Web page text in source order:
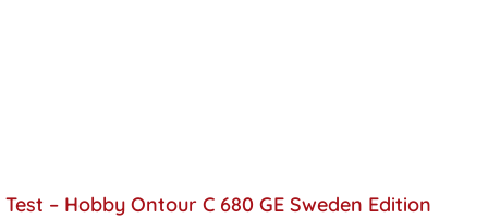
Test – Hobby Ontour C 680 GE Sweden Edition